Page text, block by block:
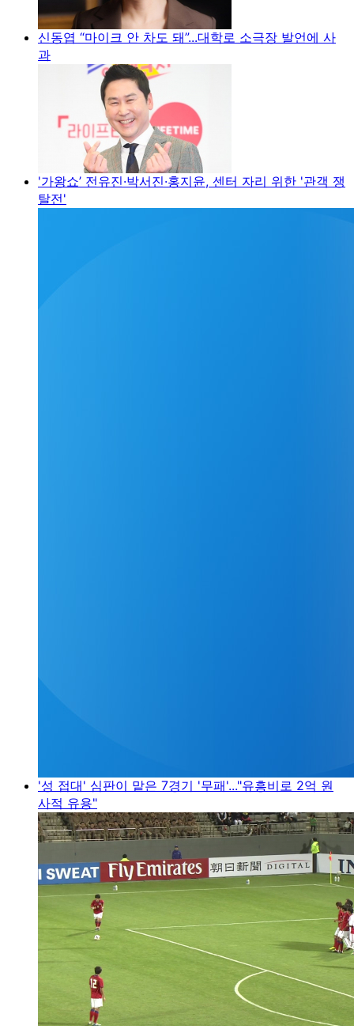
신동엽 “마이크 안 차도 돼”...대학로 소극장 발언에 사
과
'가왕쇼’ 전유진·박서진·홍지윤, 센터 자리 위한 '관객 쟁
탈전'
'성 접대' 심판이 맡은 7경기 '무패'..."유흥비로 2억 원
사적 유용"